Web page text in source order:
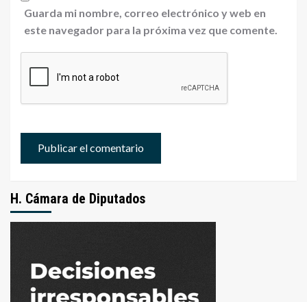
Guarda mi nombre, correo electrónico y web en
este navegador para la próxima vez que comente.
H. Cámara de Diputados